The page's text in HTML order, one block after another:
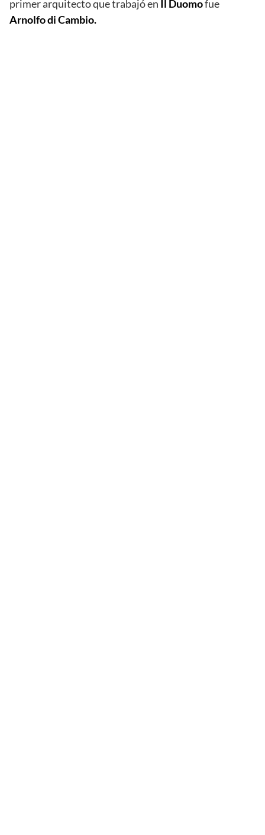
primer arquitecto que trabajó en Il Duomofue
Arnolfo di Cambio.